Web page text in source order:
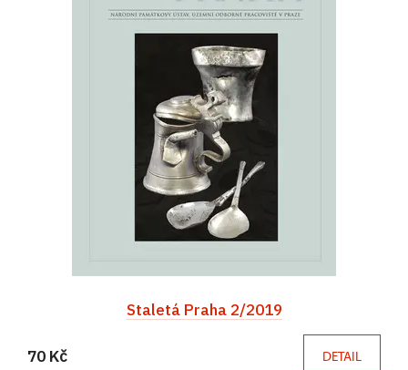
Staletá Praha 2/2019
70 Kč DETAIL